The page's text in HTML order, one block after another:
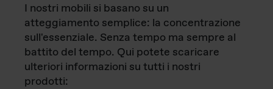
I nostri mobili si basano su un
atteggiamento semplice: la concentrazione
sull'essenziale. Senza tempo ma sempre al
battito del tempo. Qui potete scaricare
ulteriori informazioni su tutti i nostri
prodotti: